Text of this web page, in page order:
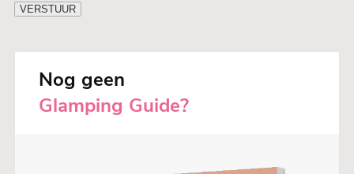
Nog geen
Glamping Guide?